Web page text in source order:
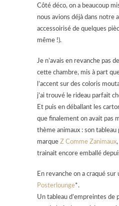
Côté déco, on a beaucoup
nous avions déjà dans notre
accessoirisé de quelques
même !).
Je n’avais en revanche pas
cette chambre, mis à part
l’accent sur des coloris
j’ai trouvé le rideau parfait
Et puis en déballant les
que finalement on avait pas
thème animaux : son tableau
marque Z Comme Zanimaux
trainait encore emballé
En revanche on a craqué sur
Posterlounge*.
Un tableau d’empreintes de